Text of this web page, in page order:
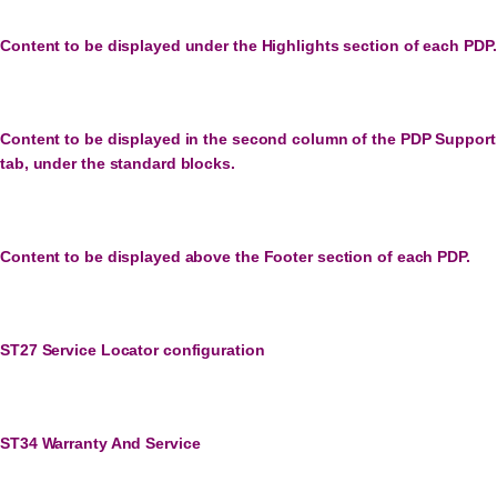
Content to be displayed under the Highlights section of each PDP.
Content to be displayed in the second column of the PDP Support
tab, under the standard blocks.
Content to be displayed above the Footer section of each PDP.
ST27 Service Locator configuration
ST34 Warranty And Service